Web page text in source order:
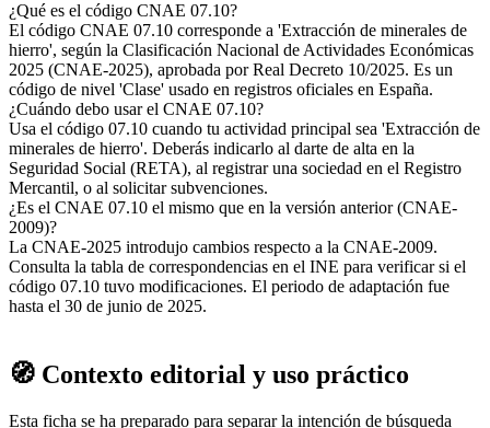
¿Qué es el código CNAE 07.10?
El código CNAE 07.10 corresponde a 'Extracción de minerales de
hierro', según la Clasificación Nacional de Actividades Económicas
2025 (CNAE-2025), aprobada por Real Decreto 10/2025. Es un
código de nivel 'Clase' usado en registros oficiales en España.
¿Cuándo debo usar el CNAE 07.10?
Usa el código 07.10 cuando tu actividad principal sea 'Extracción de
minerales de hierro'. Deberás indicarlo al darte de alta en la
Seguridad Social (RETA), al registrar una sociedad en el Registro
Mercantil, o al solicitar subvenciones.
¿Es el CNAE 07.10 el mismo que en la versión anterior (CNAE-
2009)?
La CNAE-2025 introdujo cambios respecto a la CNAE-2009.
Consulta la tabla de correspondencias en el INE para verificar si el
código 07.10 tuvo modificaciones. El periodo de adaptación fue
hasta el 30 de junio de 2025.
🧭 Contexto editorial y uso práctico
Esta ficha se ha preparado para separar la intención de búsqueda